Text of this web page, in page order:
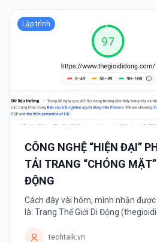
Lập trình
CÔNG NGHỆ “HIỆN ĐẠI”
TẢI TRANG “CHÓNG
ĐỘNG
Cách đây vài hôm, mình nhận
là: Trang Thế Giới Di Động
mất vài...techtalk.vn